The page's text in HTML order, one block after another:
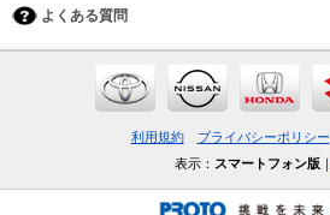
よくある質問
利用規約 プライバシーポリシー
表示： スマートフォン版 ｜